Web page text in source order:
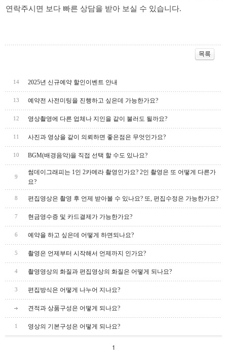
연락주시면 보다 빠른 상담을 받아 보실 수 있습니다.
14 2025년 신규예약 할인이벤트 안내
13 예약전 사전미팅을 진행하고 싶은데 가능한가요?
12 영상촬영에 다른 업체나 지인을 같이 불러도 될까요?
11 사진과 영상을 같이 의뢰하면 좋은점은 무엇인가요?
10 BGM(배경음악)을 직접 선택 할 수도 있나요?
9
썸데이그래피는 1인 2카메라 촬영인가요? 2인 촬영은 또 어떻게 다른가
요?
8 편집영상은 촬영 후 언제 받아볼 수 있나요? 또, 편집수정은 가능한가요?
7 현금영수증 및 카드결제가 가능한가요?
6 예약을 하고 싶은데 어떻게 하면되나요?
5 촬영은 언제부터 시작해서 언제까지 인가요?
4 촬영영상의 화질과 편집영상의 화질은 어떻게 되나요?
3 편집방식은 어떻게 나누어 지나요?
견적과 상품구성은 어떻게 되나요?
1 영상의 기본구성은 어떻게 되나요?
1